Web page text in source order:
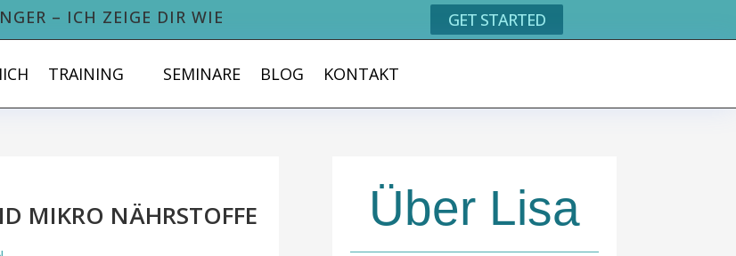
– ICH ZEIGE DIR WIE GET STARTED
TRAINING SEMINARE BLOG KONTAKT
MIKRO NÄHRSTOFFE Über Lisa